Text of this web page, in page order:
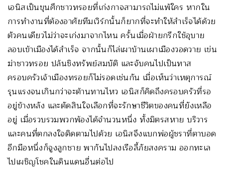
เอนิสเป็นขุนศึกชาวทรอยที่เก่งกาจสามารถไม่แพ้ใคร หากใน
การทำงานที่ต้องอาศัยทีมเวิร์กนั้นก็ยากที่จะทำให้สำเร็จได้ด้วย
ตัวคนเดียวไม่ว่าจะเก่งมาจากไหน ครั้นเมื่อฝ่ายกรีกใช้อุบาย
ลอบเข้าเมืองได้สำเร็จ จากนั้นก็ไล่เผาบ้านเผาเมืองวอดวาย เข่น
ฆ่าชาวทรอย ปล้นชิงทรัพย์สมบัติ และจับคนไปเป็นทาส
ครอบครัวเจ้าเมืองทรอยก็ไม่รอดเช่นกัน เมื่อเห็นว่าเหตุการณ์
รุนแรงจนเกินกว่าจะต้านทานไหว เอนิสก็คิดถึงครอบครัวที่รอ
อยู่ข้างหลัง และตัดสินใจเลือกที่จะรักษาชีวิตของคนที่ยังเหลือ
อยู่ เมื่อรวบรวมพวกพ้องได้จำนวนหนึ่ง ทั้งมิตรสหาย บริวาร
และคนที่ตกลงใจติดตามไปด้วย เอนิสจึงแบกพ่อผู้ชราที่ตาบอด
อีกมือหนึ่งก็จูงลูกชาย พากันไปลงเรือลี้ภัยสงคราม ออกทะเล
ไปเผชิญโชคในดินแดนอื่นต่อไป